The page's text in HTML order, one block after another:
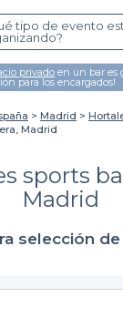
tipo de evento
privado en un bar es
para los encargados!
Madrid
Madrid
sports
Madrid
selección